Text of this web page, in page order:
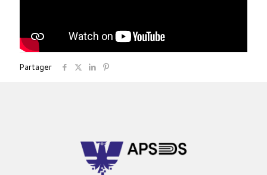
Partager